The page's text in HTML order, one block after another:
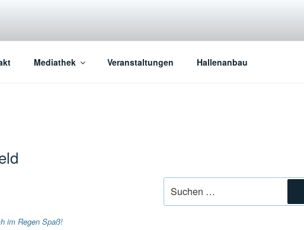
Mediathek Veranstaltungen Hallenanbau
im Regen Spaß!
nach: